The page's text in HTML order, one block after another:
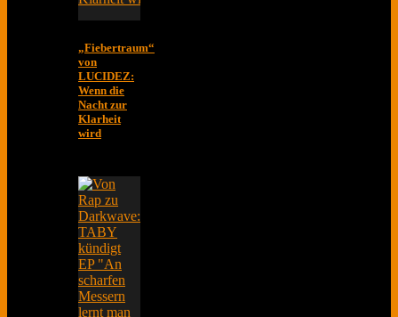
„Fiebertraum“
von
LUCIDEZ:
Wenn die
Nacht zur
Klarheit
wird